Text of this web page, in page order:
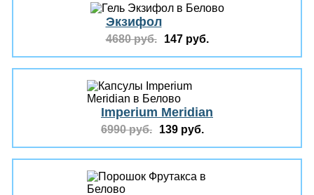
Экзифол
4680 руб. 147 руб.
Imperium Meridian
6990 руб. 139 руб.